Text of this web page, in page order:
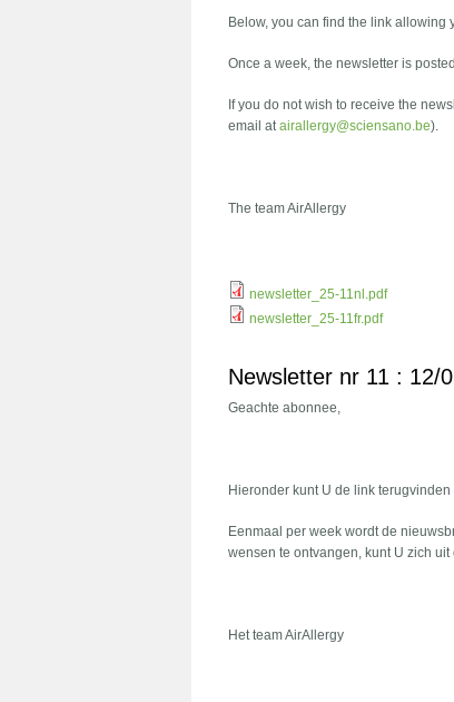
Below, you can find the link allowing
Once a week, the newsletter is
If you do not wish to receive the
email atairallergy@sciensano.be).
The team AirAllergy
newsletter_25-11nl.pdf
newsletter_25-11fr.pdf
Newsletter nr 11 : 12/
Geachte abonnee,
Hieronder kunt U de link
Eenmaal per week wordt de
wensen te ontvangen, kunt U zich
Het team AirAllergy